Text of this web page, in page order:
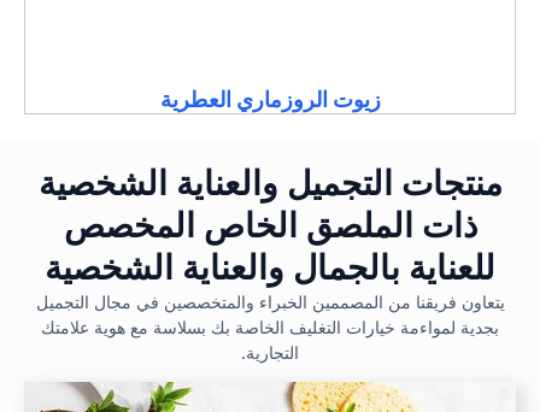
زيوت الروزماري العطرية
منتجات التجميل والعناية الشخصية
ذات الملصق الخاص المخصص
للعناية بالجمال والعناية الشخصية
يتعاون فريقنا من المصممين الخبراء والمتخصصين في مجال التجميل
بجدية لمواءمة خيارات التغليف الخاصة بك بسلاسة مع هوية علامتك
التجارية.